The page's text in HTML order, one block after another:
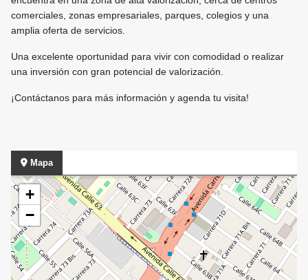
comerciales, zonas empresariales, parques, colegios y una
amplia oferta de servicios.
Una excelente oportunidad para vivir con comodidad o realizar
una inversión con gran potencial de valorización.
¡Contáctanos para más información y agenda tu visita!
Mapa
+
−